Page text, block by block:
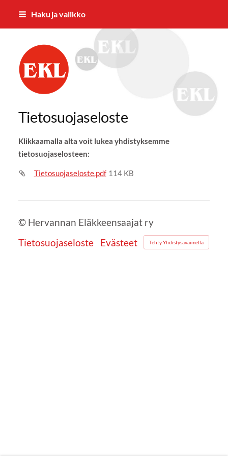
Siirry
Haku ja valikko
Hervannan Eläkkeensaajat ry
Tietosuojaseloste
Klikkaamalla alta voit lukea yhdistyksemme
tietosuojaselosteen:
Tietosuojaseloste.pdf 114 KB
© Hervannan Eläkkeensaajat ry
Tietosuojaseloste
Evästeet Tehty Yhdistysavaimella